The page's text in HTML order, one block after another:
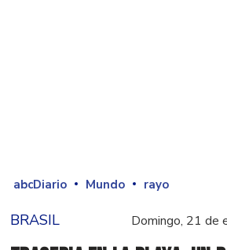
abcDiario Mundo rayo
BRASIL Domingo, 21 de